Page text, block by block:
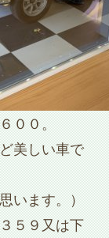
００。
美しい車で
います。）
５９又は下